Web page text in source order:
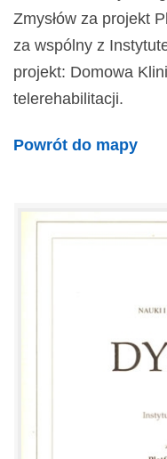
Zmysłów za projekt
za wspólny z
projekt: Domowa
telerehabilitacji.
Powrót do mapy